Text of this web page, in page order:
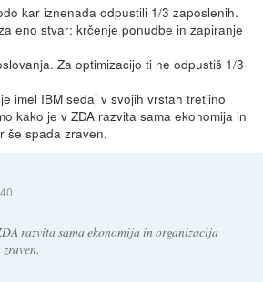
kar iznenada odpustili 1/3 zaposlenih.
eno stvar: krčenje ponudbe in zapiranje
Za optimizacijo ti ne odpustiš 1/3
imel IBM sedaj v svojih vrstah tretjino
kako je v ZDA razvita sama ekonomija in
še spada zraven.
razvita sama ekonomija in organizacija